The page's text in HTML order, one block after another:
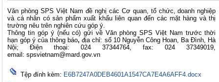
Văn phòng SPS Việt Nam đề nghị các Cơ quan, tổ chức, doanh nghiệp
và cá nhân có sản phẩm xuất khẩu liên quan đến các mặt hàng và thị
trường nêu trên nghiên cứu góp ý.
Thông tin góp ý (nếu có) gửi về Văn phòng SPS Việt Nam trước thời
hạn góp ý của thông báo,địa chỉ: số 10 Nguyễn Công Hoan, Ba Đình, Hà
Nội; Điện thoại: 024 37344764, fax: 024 37349019,
email:spsvietnam@mard.gov.vn
Tệp đính kèm: E6B7247A0DEB4601A1547CA7E4A6AFF4.docx